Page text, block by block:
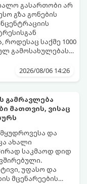
გასართობი არ
გზა გონების
საქმე 1000
გამოსახულებას
პროცესად
გთავაზობთ
2026/08/06 14:26
გამრავლება
მათთვის, ვისაც
და
ახალი
საკმაოდ დიდ
უფასო და
მცენარეების